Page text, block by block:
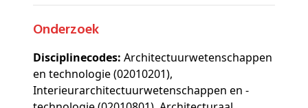
Onderzoek
Disciplinecodes: Architectuurwetenschappen
en technologie (02010201),
Interieurarchitectuurwetenschappen en -